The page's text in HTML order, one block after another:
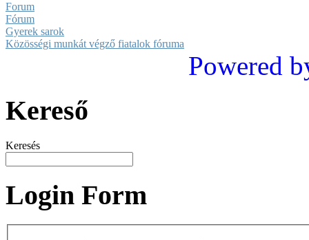
Forum
Fórum
Gyerek sarok
Közösségi munkát végző fiatalok fóruma
Powered
Kereső
Keresés
Login Form